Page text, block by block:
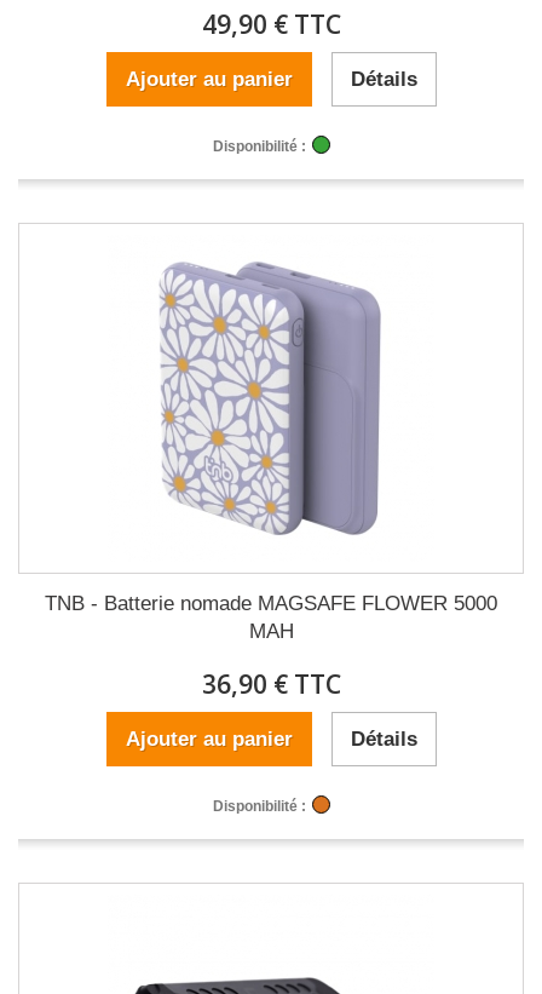
49,90 € TTC
Ajouter au panier Détails
Disponibilité :
TNB - Batterie nomade MAGSAFE FLOWER 5000
MAH
36,90 € TTC
Ajouter au panier Détails
Disponibilité :